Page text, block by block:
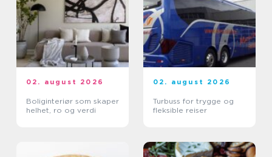
02. august 2026
Boliginteriør som skaper
helhet, ro og verdi
02. august 2026
Turbuss for trygge og
fleksible reiser